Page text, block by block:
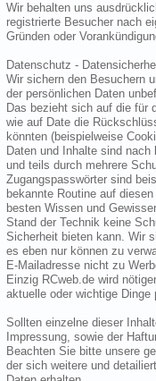
Wir behalten uns
registrierte Besucher nach
Gründen oder
Datenschutz -
Wir sichern den Besuchern
der persönlichen Daten
Das bezieht sich auf die für
wie auf Date die
könnten (beispielweise
Daten und Inhalte sind
und teils durch mehrere
Zugangspasswörter sind
bekannte Routine auf
besten Wissen und
Stand der Technik keine
Sicherheit bieten kann. Wir
es eben nur können zu
E-Mailadresse nicht zu
Einzig RCweb.de wird
aktuelle oder wichtige Dinge
Sollten einzelne dieser
Impressung, sowie der
Beachten Sie bitte unsere
der sich weitere und